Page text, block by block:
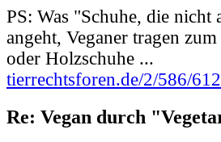
PS: Was "Schuhe, die
angeht, Veganer tragen
oder Holzschuhe ...
tierrechtsforen.de/2/586/612
Re: Vegan durch